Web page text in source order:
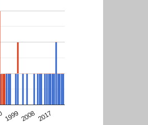
1999 2008 2017